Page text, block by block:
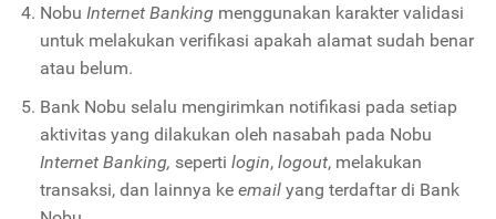
Nobu Internet Bankingmenggunakan karakter validasi
untuk melakukan verifikasi apakah alamat sudah benar
atau belum.
Bank Nobu selalu mengirimkan notifikasi pada setiap
aktivitas yang dilakukan oleh nasabah pada Nobu
Internet Banking, seperti login, logout, melakukan
transaksi, dan lainnya ke emailyang terdaftar di Bank